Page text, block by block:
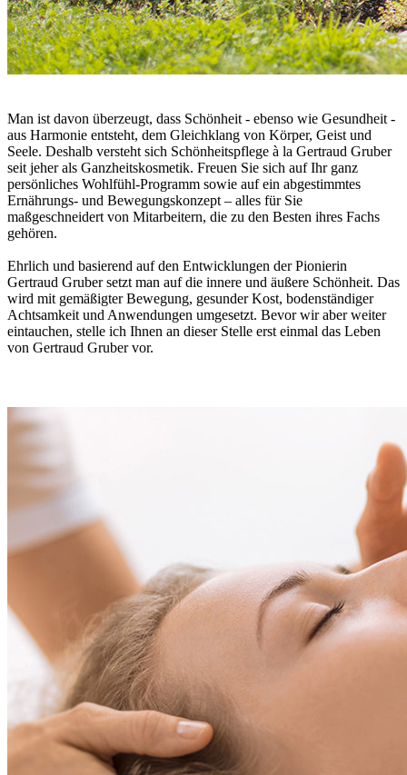
Man ist davon überzeugt, dass Schönheit - ebenso wie Gesundheit -
aus Harmonie entsteht, dem Gleichklang von Körper, Geist und
Seele. Deshalb versteht sich Schönheitspflege à la Gertraud Gruber
seit jeher als Ganzheitskosmetik. Freuen Sie sich auf Ihr ganz
persönliches Wohlfühl-Programm sowie auf ein abgestimmtes
Ernährungs- und Bewegungskonzept – alles für Sie
maßgeschneidert von Mitarbeitern, die zu den Besten ihres Fachs
gehören.
Ehrlich und basierend auf den Entwicklungen der Pionierin
Gertraud Gruber setzt man auf die innere und äußere Schönheit. Das
wird mit gemäßigter Bewegung, gesunder Kost, bodenständiger
Achtsamkeit und Anwendungen umgesetzt. Bevor wir aber weiter
eintauchen, stelle ich Ihnen an dieser Stelle erst einmal das Leben
von Gertraud Gruber vor.